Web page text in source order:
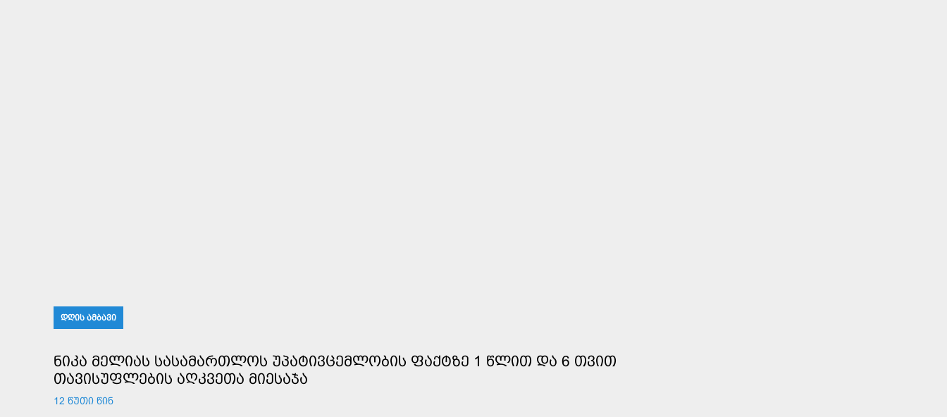
ᲓᲦᲘᲡ ᲐᲛᲑᲐᲕᲘ
ᲜᲘᲙᲐ ᲛᲔᲚᲘᲐᲡ ᲡᲐᲡᲐᲛᲐᲠᲗᲚᲝᲡ ᲣᲞᲐᲢᲘᲕᲪᲔᲛᲚᲝᲑᲘᲡ ᲤᲐᲥᲢᲖᲔ 1 ᲬᲚᲘᲗ ᲓᲐ 6 ᲗᲕᲘᲗ
ᲗᲐᲕᲘᲡᲣᲤᲚᲔᲑᲘᲡ ᲐᲦᲙᲕᲔᲗᲐ ᲛᲘᲔᲡᲐᲯᲐ
12 ᲬᲣᲗᲘ ᲬᲘᲜ